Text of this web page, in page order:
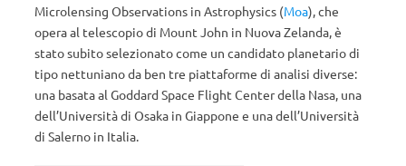
Microlensing Observations in Astrophysics (Moa), che
opera al telescopio di Mount John in Nuova Zelanda, è
stato subito selezionato come un candidato planetario di
tipo nettuniano da ben tre piattaforme di analisi diverse:
una basata al Goddard Space Flight Center della Nasa, una
dell’Università di Osaka in Giappone e una dell’Università
di Salerno in Italia.